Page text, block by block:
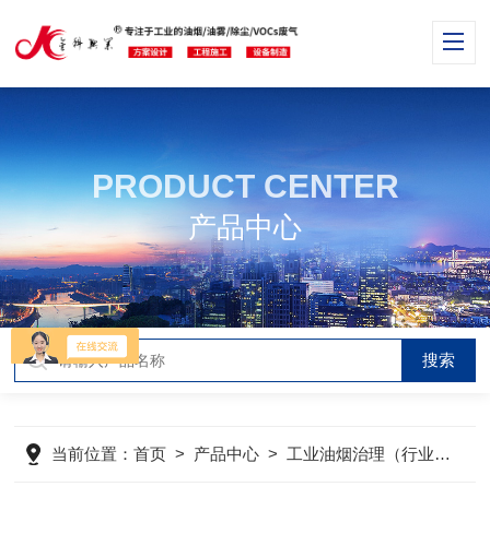
PRODUCT CENTER
产品中心
当前位置：首页 > 产品中心 > 工业油烟治理（行业分类）